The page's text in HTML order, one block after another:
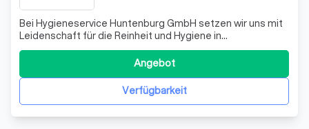
Bei Hygieneservice Huntenburg GmbH setzen wir uns mit
Leidenschaft für die Reinheit und Hygiene in
landwirtschaftlichen Betrieben ein. Unsere Expertise
erstreckt sich auf die gründliche Reinigung und
Desinfektion von Ställen und Produktionsanlagen, wobei
wir stets auf die Gesundheit Ihrer Tiere und
Verfügbarkeit
Angebot